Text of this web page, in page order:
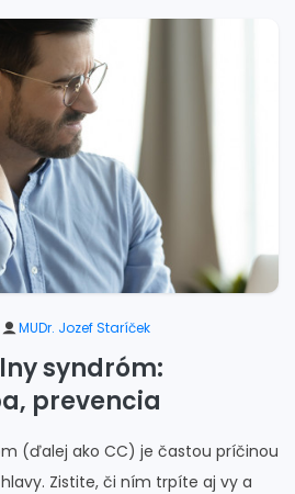
MUDr. Jozef Staríček
syndróm:
prevencia
(ďalej ako CC) je častou príčinou
Zistite, či ním trpíte aj vy a